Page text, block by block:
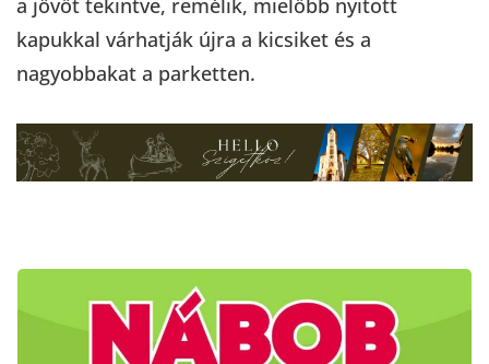
a jövőt tekintve, remélik, mielőbb nyitott
kapukkal várhatják újra a kicsiket és a
nagyobbakat a parketten.